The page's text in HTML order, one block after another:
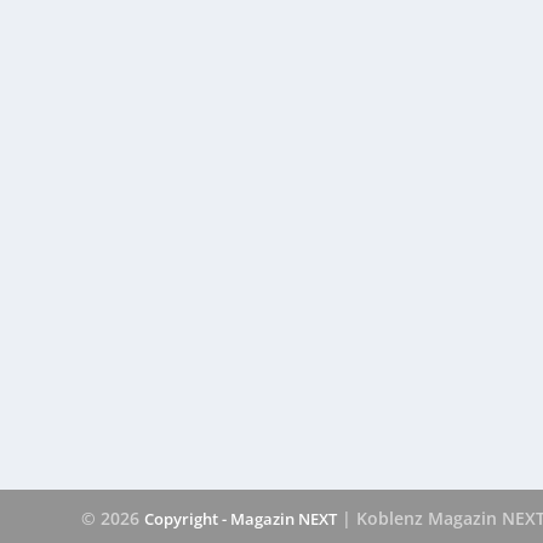
© 2026 Copyright - Magazin NEXT | Koblenz Magazin